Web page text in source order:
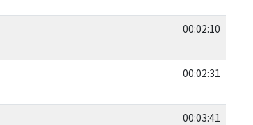
00:02:10
00:02:31
00:03:41